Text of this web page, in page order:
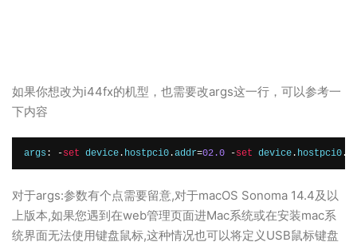
如果你想改为i44fx的机型，也需要改args这一行，可以参考一
下内容
args : -set device . hostpci0 .addr=02.0 -set device . hostpci0 .
对于args:参数有个点需要留意,对于macOS Sonoma 14.4及以
上版本,如果您遇到在web管理页面进Mac系统或在安装mac系
统界面无法使用键盘鼠标,这种情况也可以将定义USB鼠标键盘